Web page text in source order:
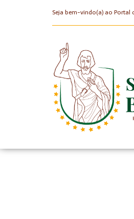
Seja bem-vindo(a) ao Portal